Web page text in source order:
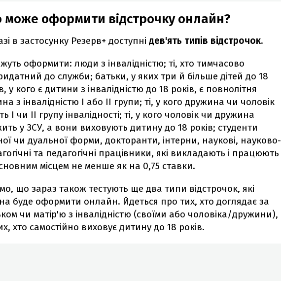
може оформити відстрочку онлайн?
в застосунку Резерв+ доступні дев'ять типів відстрочок.
оформити: люди з інвалідністю; ті, хто тимчасово
до служби; батьки, у яких три й більше дітей до 18
у кого є дитини з інвалідністю до 18 років, є повнолітня
з інвалідністю I або II групи; ті, у кого дружина чи чоловік
I чи II групу інвалідності; ті, у кого чоловік чи дружина
у ЗСУ, а вони виховують дитину до 18 років; студенти
чи дуальної форми, докторанти, інтерни, наукові, науково-
та педагогічні працівники, які викладають і працюють
місцем не менше як на 0,75 ставки.
що зараз також тестують ще два типи відстрочок, які
буде оформити онлайн. Йдеться про тих, хто доглядає за
чи матір'ю з інвалідністю (своїми або чоловіка/дружини),
хто самостійно виховує дитину до 18 років.